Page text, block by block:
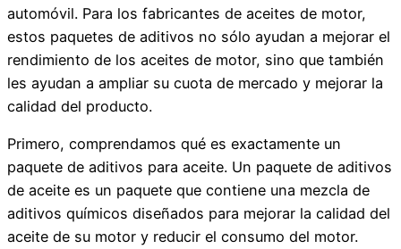
automóvil. Para los fabricantes de aceites de motor,
estos paquetes de aditivos no sólo ayudan a mejorar el
rendimiento de los aceites de motor, sino que también
les ayudan a ampliar su cuota de mercado y mejorar la
calidad del producto.
Primero, comprendamos qué es exactamente un
paquete de aditivos para aceite. Un paquete de aditivos
de aceite es un paquete que contiene una mezcla de
aditivos químicos diseñados para mejorar la calidad del
aceite de su motor y reducir el consumo del motor.